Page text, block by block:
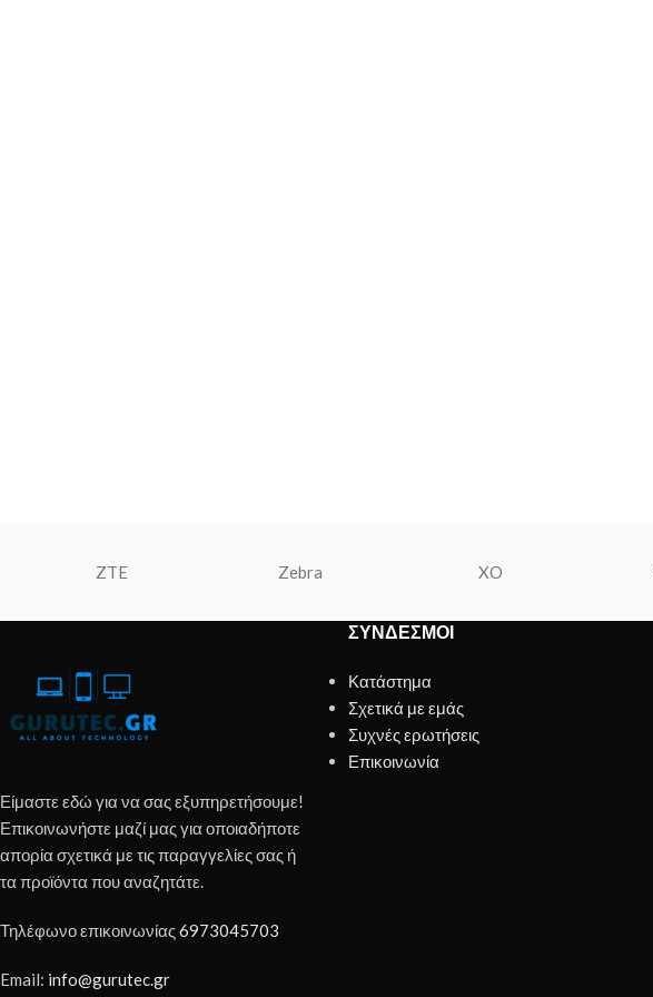
ZTE Zebra XO
Είμαστε εδώ για να σας εξυπηρετήσουμε!
Επικοινωνήστε μαζί μας για οποιαδήποτε
απορία σχετικά με τις παραγγελίες σας ή
τα προϊόντα που αναζητάτε.
Τηλέφωνο επικοινωνίας6973045703
Email: info@gurutec.gr
ΣΎΝΔΕΣΜΟΙ
Κατάστημα
Σχετικά με εμάς
Συχνές ερωτήσεις
Επικοινωνία